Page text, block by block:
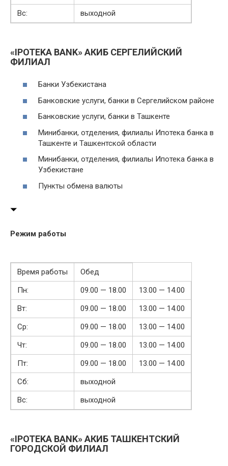
Вс:
выходной
«IPOTEKA BANK» АКИБ СЕРГЕЛИЙСКИЙ
ФИЛИАЛ
Банки Узбекистана
Банковские услуги, банки в Сергелийском районе
Банковские услуги, банки в Ташкенте
Минибанки, отделения, филиалы Ипотека банка в
Ташкенте и Ташкентской области
Минибанки, отделения, филиалы Ипотека банка в
Узбекистане
Пункты обмена валюты
Режим работы
Время работы
Обед
Пн:
09.00 — 18.00
13.00 — 14.00
Вт:
09.00 — 18.00
13.00 — 14.00
Ср:
09.00 — 18.00
13.00 — 14.00
Чт:
09.00 — 18.00
13.00 — 14.00
Пт:
09.00 — 18.00
13.00 — 14.00
Сб:
выходной
Вс:
выходной
«IPOTEKA BANK» АКИБ ТАШКЕНТСКИЙ
ГОРОДСКОЙ ФИЛИАЛ